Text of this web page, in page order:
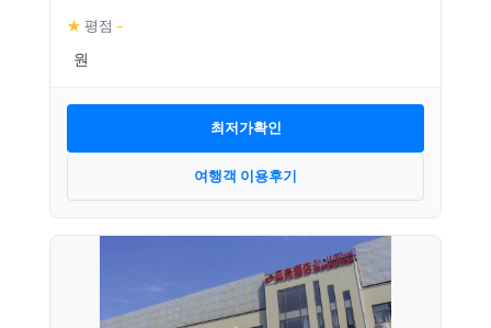
★ 평점 –
최저가확인
여행객 이용후기